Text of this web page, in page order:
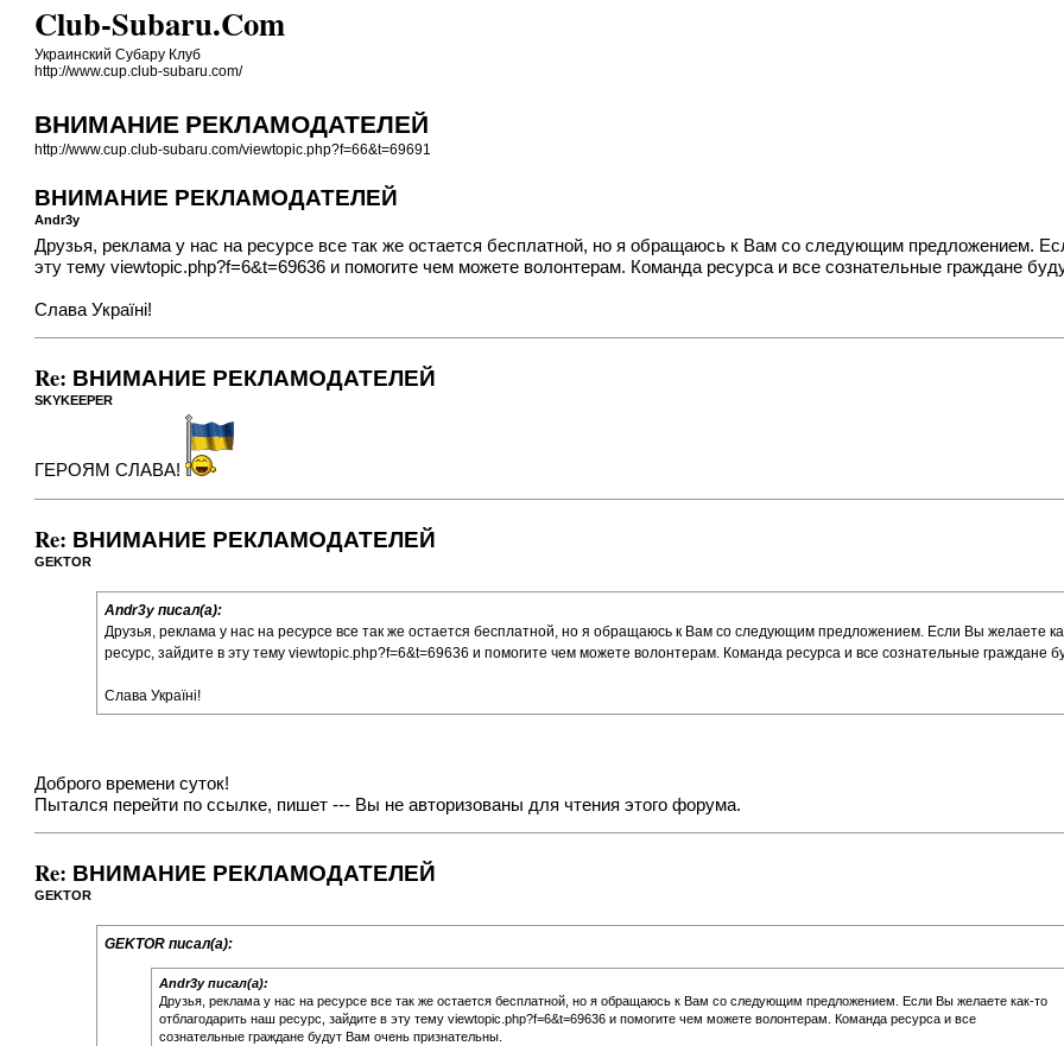
Club-Subaru.Com
Украинский Субару Клуб
http://www.cup.club-subaru.com/
ВНИМАНИЕ РЕКЛАМОДАТЕЛЕЙ
http://www.cup.club-subaru.com/viewtopic.php?f=66&t=69691
ВНИМАНИЕ РЕКЛАМОДАТЕЛЕЙ
Andr3y
Друзья, реклама у нас на ресурсе все так же остается бесплатной, но я обращаюсь к Вам со следующим предложением.
эту темуviewtopic.php?f=6&t=69636 и помогите чем можете волонтерам. Команда ресурса и все сознательные граждане
Слава Україні!
Re: ВНИМАНИЕ РЕКЛАМОДАТЕЛЕЙ
SKYKEEPER
ГЕРОЯМ СЛАВА!
Re: ВНИМАНИЕ РЕКЛАМОДАТЕЛЕЙ
GEKTOR
Andr3y писал(а):
Друзья, реклама у нас на ресурсе все так же остается бесплатной, но я обращаюсь к Вам со следующим предложением. Если Вы желаете
ресурс, зайдите в эту тему viewtopic.php?f=6&t=69636 и помогите чем можете волонтерам. Команда ресурса и все сознательные граждане
Слава Україні!
Доброго времени суток!
Пытался перейти по ссылке, пишет --- Вы не авторизованы для чтения этого форума.
Re: ВНИМАНИЕ РЕКЛАМОДАТЕЛЕЙ
GEKTOR
GEKTOR писал(а):
Andr3y писал(а):
Друзья, реклама у нас на ресурсе все так же остается бесплатной, но я обращаюсь к Вам со следующим предложением. Если Вы желаете как-то
отблагодарить наш ресурс, зайдите в эту тему viewtopic.php?f=6&t=69636и помогите чем можете волонтерам. Команда ресурса и все
сознательные граждане будут Вам очень признательны.